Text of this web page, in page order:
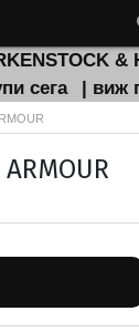
&
сега
| виж